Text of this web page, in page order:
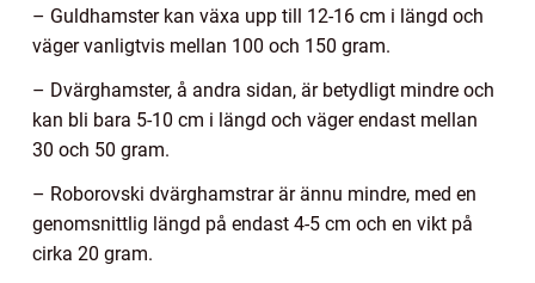
– Guldhamster kan växa upp till 12-16 cm i längd och
väger vanligtvis mellan 100 och 150 gram.
– Dvärghamster, å andra sidan, är betydligt mindre och
kan bli bara 5-10 cm i längd och väger endast mellan
30 och 50 gram.
– Roborovski dvärghamstrar är ännu mindre, med en
genomsnittlig längd på endast 4-5 cm och en vikt på
cirka 20 gram.